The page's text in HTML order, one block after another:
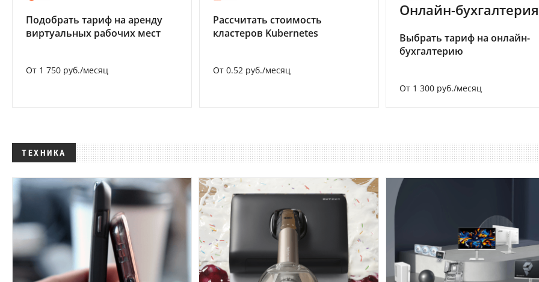
Подобрать тариф на аренду
виртуальных рабочих мест
От 1 750 руб./месяц
Рассчитать стоимость
кластеров Kubernetes
От 0.52 руб./месяц
Онлайн-бухгалтерия
Выбрать тариф на онлайн-
бухгалтерию
От 1 300 руб./месяц
ТЕХНИКА